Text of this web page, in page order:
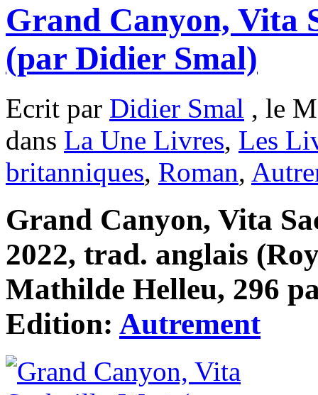
Grand Canyon, Vita
(par Didier Smal)
Ecrit par Didier Smal , le
dans La Une Livres, Les
britanniques, Roman,
Grand Canyon, Vita
2022, trad. anglais
Mathilde Helleu, 296
Edition: Autrement